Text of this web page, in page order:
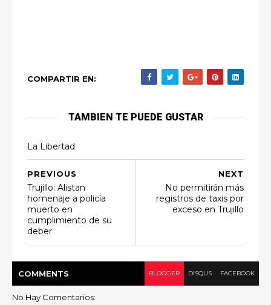
COMPARTIR EN:
TAMBIEN TE PUEDE GUSTAR
La Libertad
NEXT
No permitirán más
registros de taxis por
exceso en Trujillo
PREVIOUS
Trujillo: Alistan
homenaje a policía
muerto en
cumplimiento de su
deber
COMMENTS BLOGGER DISQUS FACEBOOK
No Hay Comentarios: